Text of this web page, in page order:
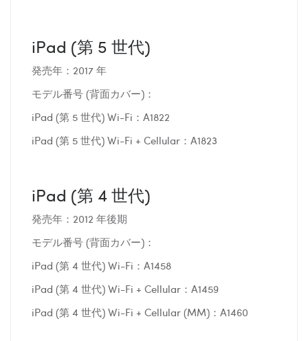
iPad (第 5 世代)
発売年：2017 年
モデル番号 (背面カバー)：
iPad (第 5 世代) Wi-Fi：A1822
iPad (第 5 世代) Wi-Fi + Cellular：A1823
iPad (第 4 世代)
発売年：2012 年後期
モデル番号 (背面カバー)：
iPad (第 4 世代) Wi-Fi：A1458
iPad (第 4 世代) Wi-Fi + Cellular：A1459
iPad (第 4 世代) Wi-Fi + Cellular (MM)：A1460